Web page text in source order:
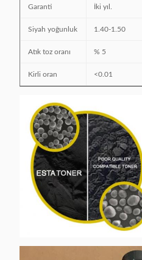
Garanti İki yıl.
Siyah yoğunluk 1.40-1.50
Atık toz oranı % 5
Kirli oran <0.01